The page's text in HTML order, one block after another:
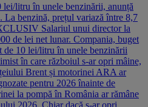
litru în unele benzinării, anunță
benzină, prețul variază între 8,7
Salariul unui director la
de lei net lunar. Compania, buget
de 10 lei/litru în unele benzinării
în care războiul s‑ar opri mâine,
Brent și motorinei ARA ar
pentru 2026 înainte de
la pompă în România ar rămâne
2026. Chiar dacă s-ar opri